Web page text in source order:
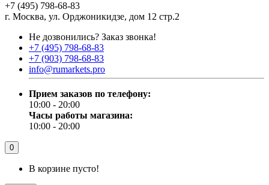
+7 (495) 798-68-83
г. Москва, ул. Орджоникидзе, дом 12 стр.2
Не дозвонились? Заказ звонка!
+7 (495) 798-68-83
+7 (903) 798-68-83
info@rumarkets.pro
Прием заказов по телефону:
10:00 - 20:00
Часы работы магазина:
10:00 - 20:00
0
В корзине пусто!